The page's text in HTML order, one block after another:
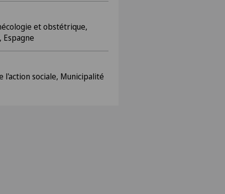
et obstétrique,
Espagne
l'action sociale, Municipalité